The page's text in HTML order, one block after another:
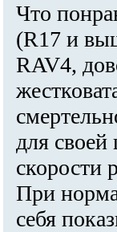
Что
(R17 и
RAV4,
для
скорости
При
себя